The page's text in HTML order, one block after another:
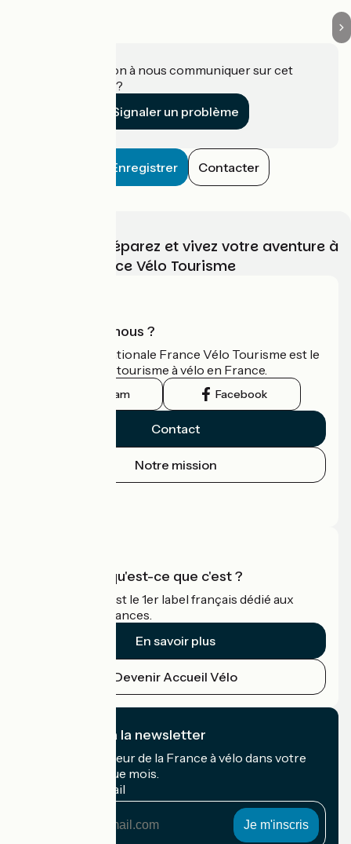
Une information à nous communiquer sur cet
établissement ?
Signaler un problème
Enregistrer Contacter
Choisissez, préparez et vivez votre aventure à
vélo avec France Vélo Tourisme
Qui sommes-nous ?
L'association nationale France Vélo Tourisme est le
guide officiel du tourisme à vélo en France.
Instagram Facebook
Contact
Notre mission
Accueil Vélo qu'est-ce que c'est ?
Accueil Vélo c'est le 1er label français dédié aux
cyclistes en vacances.
En savoir plus
Devenir Accueil Vélo
Je m'abonne à la newsletter
Recevez le meilleur de la France à vélo dans votre
boîte mail chaque mois.
Mon adresse mail